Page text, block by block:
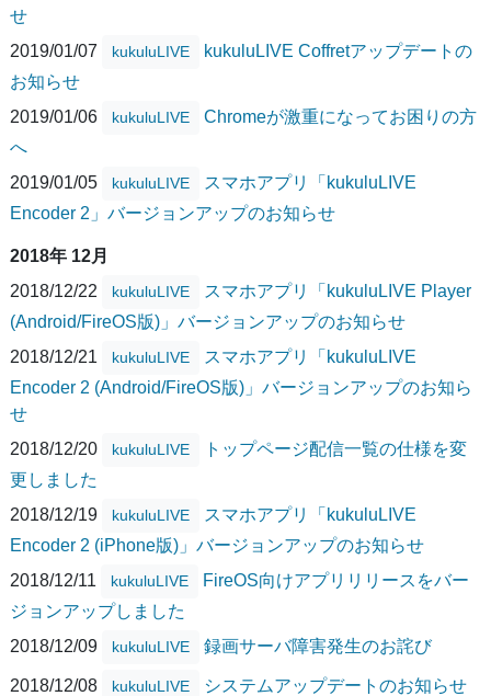
せ
2019/01/07
kukuluLIVE
kukuluLIVE Coffretアップデートの
お知らせ
2019/01/06
kukuluLIVE
Chromeが激重になってお困りの方
へ
2019/01/05
kukuluLIVE
スマホアプリ「kukuluLIVE
Encoder 2」バージョンアップのお知らせ
2018年 12月
2018/12/22
kukuluLIVE
スマホアプリ「kukuluLIVE Player
(Android/FireOS版)」バージョンアップのお知らせ
2018/12/21
kukuluLIVE
スマホアプリ「kukuluLIVE
Encoder 2 (Android/FireOS版)」バージョンアップのお知ら
せ
2018/12/20
kukuluLIVE
トップページ配信一覧の仕様を変
更しました
2018/12/19
kukuluLIVE
スマホアプリ「kukuluLIVE
Encoder 2 (iPhone版)」バージョンアップのお知らせ
2018/12/11
kukuluLIVE
FireOS向けアプリリリースをバー
ジョンアップしました
2018/12/09
kukuluLIVE 録画サーバ障害発生のお詫び
2018/12/08 kukuluLIVE システムアップデートのお知らせ